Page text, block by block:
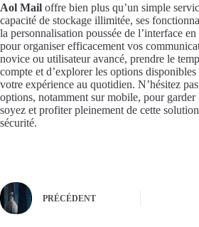
Aol Mail offre bien plus qu’un simple
capacité de stockage illimitée, ses
la personnalisation poussée de l’interface
pour organiser efficacement vos
novice ou utilisateur avancé, prendre le
compte et d’explorer les options
votre expérience au quotidien. N’hésitez
options, notamment sur mobile, pour
soyez et profiter pleinement de cette
sécurité.
PRÉCÉDENT